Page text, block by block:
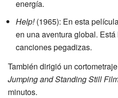
energía.
Help!(1965): En esta
en una aventura global.
canciones pegadizas.
También dirigió un
Jumping and Standing Still
minutos.